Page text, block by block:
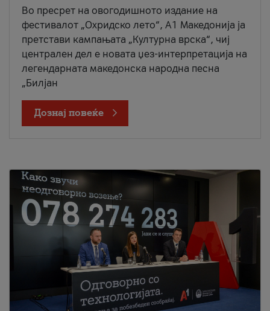
Во пресрет на овогодишното издание на
фестивалот „Охридско лето“, А1 Македонија ја
претстави кампањата „Културна врска“, чиј
централен дел е новата џез-интерпретација на
легендарната македонска народна песна
„Билјан
Дознај повеќе